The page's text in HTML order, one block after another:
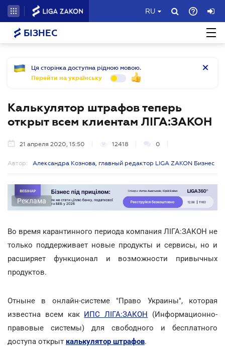
RU
БІЗНЕС
Ця сторінка доступна рідною мовою.
Перейти на українську
Калькулятор штрафов теперь
открыт всем клиентам ЛІГА:ЗАКОН
21 апреля 2020, 15:50 12418 0
Автор: Александра Кознова, главный редактор LIGA ZAKON Бизнес
Реклама
Во время карантинного периода компания ЛІГА:ЗАКОН не
только поддерживает новые продукты и сервисы, но и
расширяет функционал и возможности привычных
продуктов.
Отныне в онлайн-системе "Право Украины", которая
известна всем как ИПС ЛІГА:ЗАКОН (Информационно-
правовые системы) для свободного и бесплатного
доступа открыт калькулятор штрафов.